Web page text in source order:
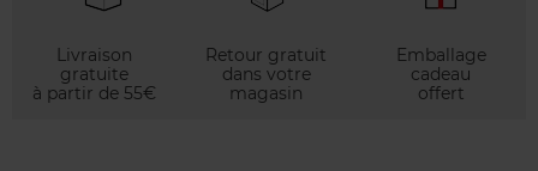
Livraison
gratuite
à partir de 55€
Retour gratuit
dans votre
magasin
Emballage
cadeau
offert